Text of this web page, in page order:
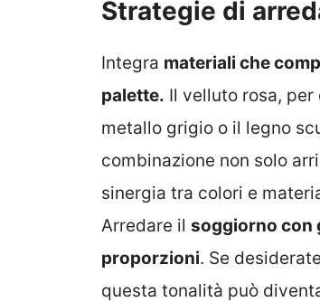
Strategie di
Integra materiali che
palette. Il velluto rosa,
metallo grigio o il legno
combinazione non solo
sinergia tra colori e
Arredare il soggiorno con
proporzioni. Se
questa tonalità può